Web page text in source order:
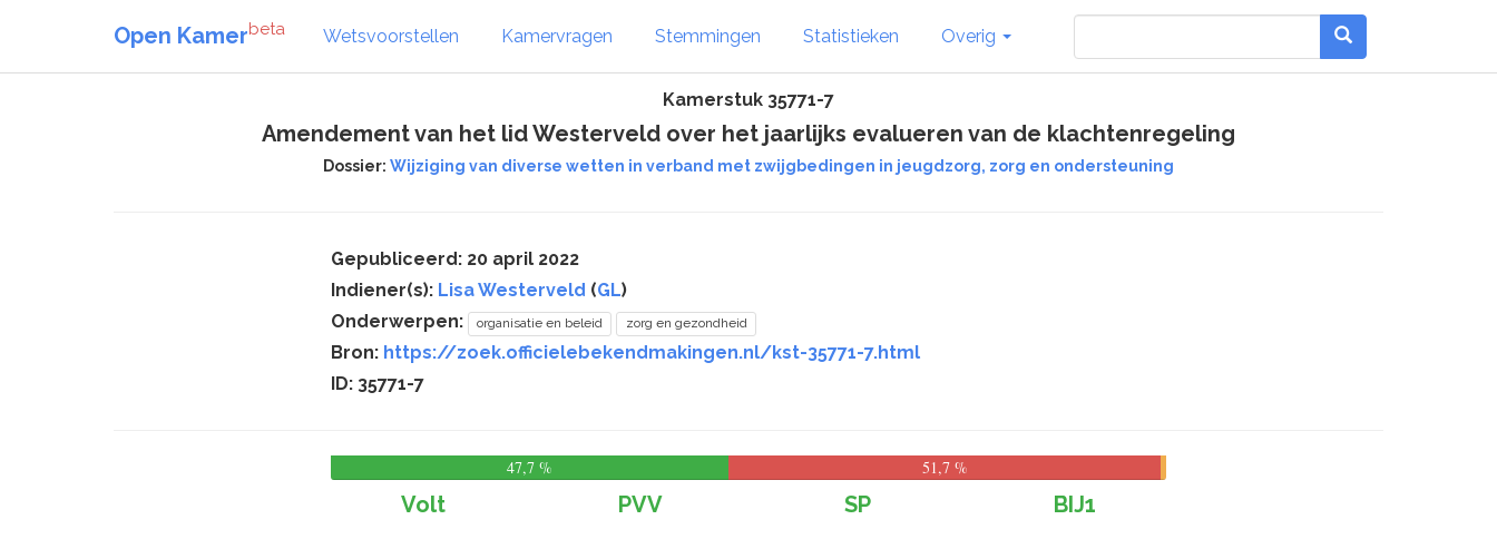
Open Kamerbeta Wetsvoorstellen Kamervragen Stemmingen Statistieken Overig
Kamerstuk 35771-7
Amendement van het lid Westerveld over het jaarlijks evalueren van de klachtenregeling
Dossier: Wijziging van diverse wetten in verband met zwijgbedingen in jeugdzorg, zorg en ondersteuning
Gepubliceerd: 20 april 2022
Indiener(s): Lisa Westerveld (GL)
Onderwerpen:
organisatie en beleid zorg en gezondheid
Bron: https://zoek.officielebekendmakingen.nl/kst-35771-7.html
ID: 35771-7
47,7 % 51,7 %
Volt PVV SP
BIJ1